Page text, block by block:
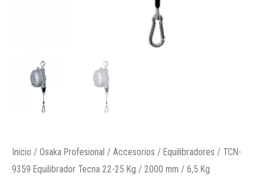
Inicio / Osaka Profesional / Accesorios / Equilibradores / TCN-
9359 Equilibrador Tecna 22-25 Kg / 2000 mm / 6,5 Kg